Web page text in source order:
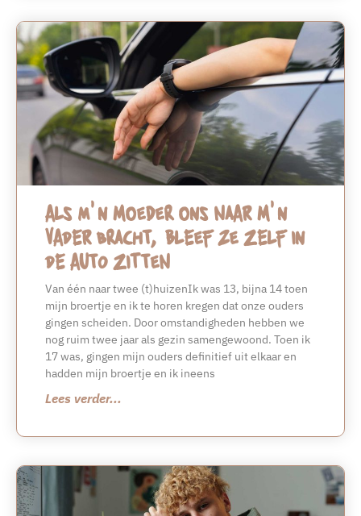
Als m’n moeder ons naar m’n
vader bracht, bleef ze zelf in
de auto zitten
Van één naar twee (t)huizenIk was 13, bijna 14 toen
mijn broertje en ik te horen kregen dat onze ouders
gingen scheiden. Door omstandigheden hebben we
nog ruim twee jaar als gezin samengewoond. Toen ik
17 was, gingen mijn ouders definitief uit elkaar en
hadden mijn broertje en ik ineens
Lees verder...